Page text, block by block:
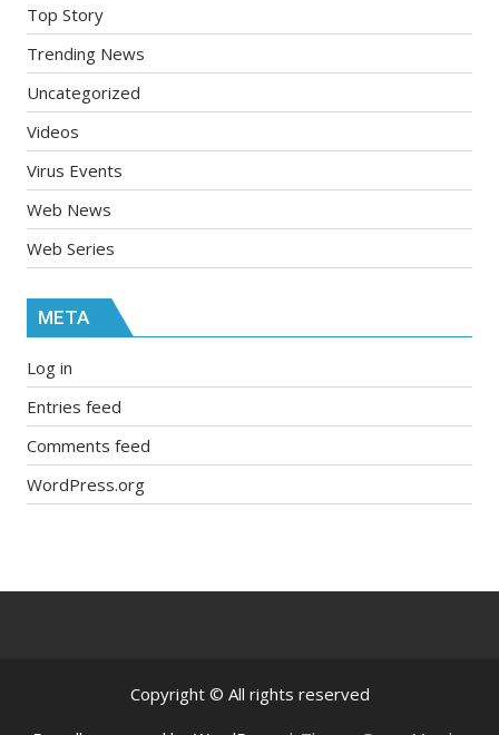
Top Story
Trending News
Uncategorized
Videos
Virus Events
Web News
Web Series
META
Log in
Entries feed
Comments feed
WordPress.org
Copyright © All rights reserved